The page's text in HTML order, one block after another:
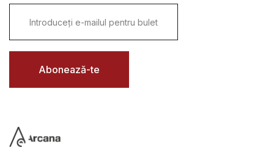
i
l
Abonează-te